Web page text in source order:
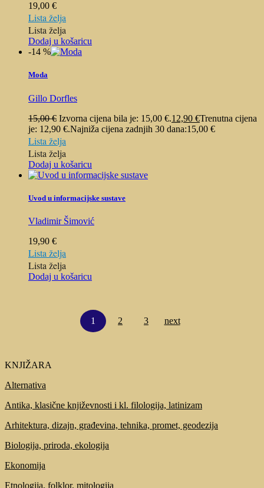
19,00 €
Lista želja
Lista želja
Dodaj u košaricu
-14 %
Moda
Gillo Dorfles
15,00€ Izvorna cijena bila je: 15,00 €.12,90 €Trenutna cijena
je: 12,90 €.Najniža cijena zadnjih 30 dana:15,00 €
Lista želja
Lista želja
Dodaj u košaricu
Uvod u informacijske sustave
Vladimir Šimović
19,90 €
Lista želja
Lista želja
Dodaj u košaricu
1 2 3 next
KNJIŽARA
Alternativa
Antika, klasične književnosti i kl. filologija, latinizam
Arhitektura, dizajn, građevina, tehnika, promet, geodezija
Biologija, priroda, ekologija
Ekonomija
Etnologija, folklor, mitologija